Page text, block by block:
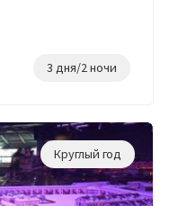
3 дня/2 ночи
Круглый год